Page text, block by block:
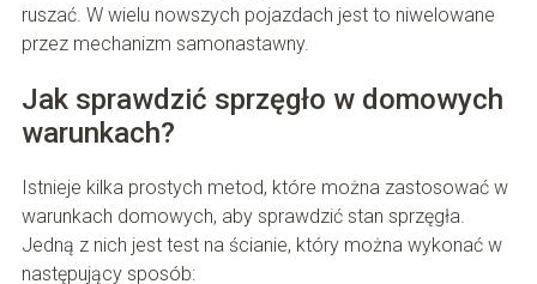
ruszać. W wielu nowszych pojazdach jest to niwelowane
przez mechanizm samonastawny.
Jak sprawdzić sprzęgło w domowych
warunkach?
Istnieje kilka prostych metod, które można zastosować w
warunkach domowych, aby sprawdzić stan sprzęgła.
Jedną z nich jest test na ścianie, który można wykonać w
następujący sposób: